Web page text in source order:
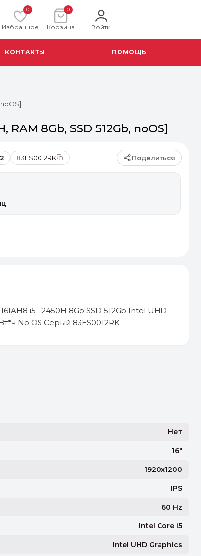
0
Избранное
0
Корзина Войти
КОНТАКТЫ ПОМОЩЬ
noOS]
RAM 8Gb, SSD 512Gb, noOS]
Поделиться
83ES0012RK
i5-12450H 8Gb SSD 512Gb Intel UHD
No OS Серый 83ES0012RK
Нет
16"
1920x1200
IPS
60 Hz
Intel Core i5
Intel UHD Graphics